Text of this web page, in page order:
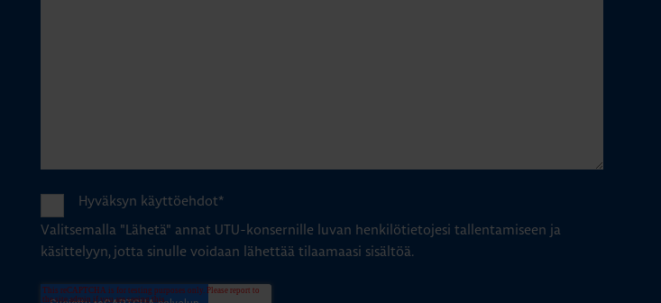
Hyväksyn käyttöehdot*
Valitsemalla "Lähetä" annat UTU-konsernille luvan henkilötietojesi tallentamiseen ja
käsittelyyn, jotta sinulle voidaan lähettää tilaamaasi sisältöä.